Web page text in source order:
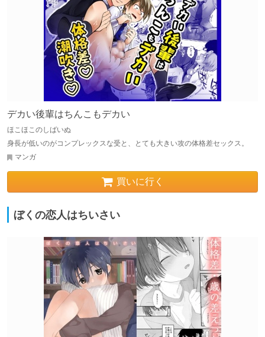
デカい後輩はちんこもデカい
ほこほこのしばいぬ
身長が低いのがコンプレックスな受と、とても大きい攻の体格差セックス。
マンガ
買いに行く
ぼくの恋人はちいさい